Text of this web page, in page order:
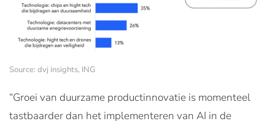
Source: dvj insights, ING
“Groei van duurzame productinnovatie is momenteel
tastbaarder dan het implementeren van AI in de